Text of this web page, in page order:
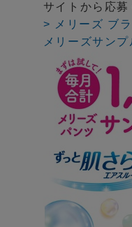
サイトから応募
> メリーズ ブ
メリーズサンプ